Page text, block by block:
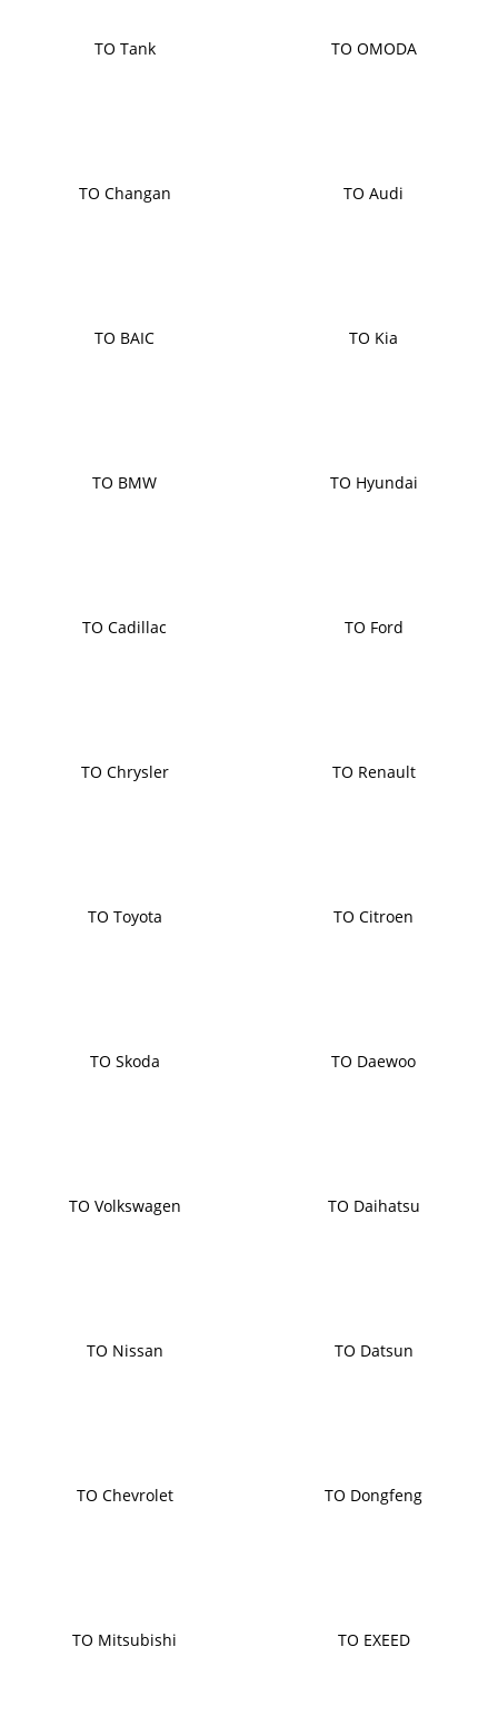
ТО Tank ТО OMODA
ТО Changan ТО Audi
ТО BAIC ТО Kia
ТО BMW ТО Hyundai
ТО Cadillac ТО Ford
ТО Chrysler ТО Renault
ТО Toyota ТО Citroen
ТО Skoda ТО Daewoo
ТО Volkswagen ТО Daihatsu
ТО Nissan ТО Datsun
ТО Chevrolet ТО Dongfeng
ТО Mitsubishi ТО EXEED